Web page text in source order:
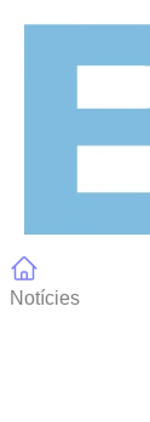
Notícies